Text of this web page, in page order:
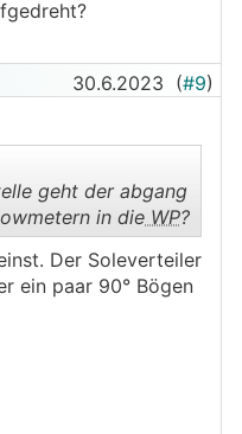
30.6.2023 (#9)
geht der abgang
in die WP?
Der Soleverteiler
ein paar 90° Bögen